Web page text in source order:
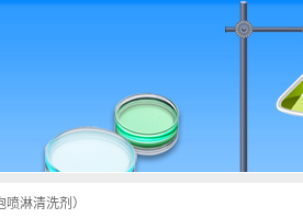
淋清洗剂）